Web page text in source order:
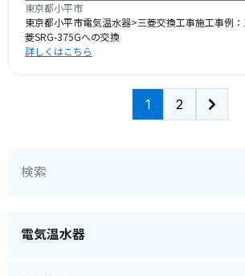
東京都小平市
東京都小平市電気温水器>三菱交換工事施工事例
菱SRG-375Gへの交換
詳しくはこちら
1 2
電気温水器